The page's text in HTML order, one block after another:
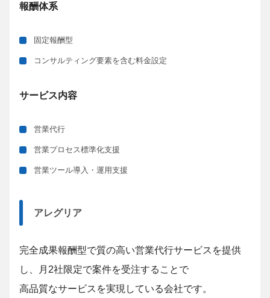
報酬体系
固定報酬型
コンサルティング要素を含む料金設定
サービス内容
営業代行
営業プロセス標準化支援
営業ツール導入・運用支援
アレグリア
完全成果報酬型で質の高い営業代行サービスを提供
し、月2社限定で案件を受注することで
高品質なサービスを実現している会社です。